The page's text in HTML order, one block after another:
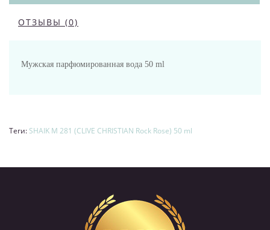
ОТЗЫВЫ (0)
Мужская парфюмированная вода 50 ml
Теги: SHAIK M 281 (CLIVE CHRISTIAN Rock Rose) 50 ml